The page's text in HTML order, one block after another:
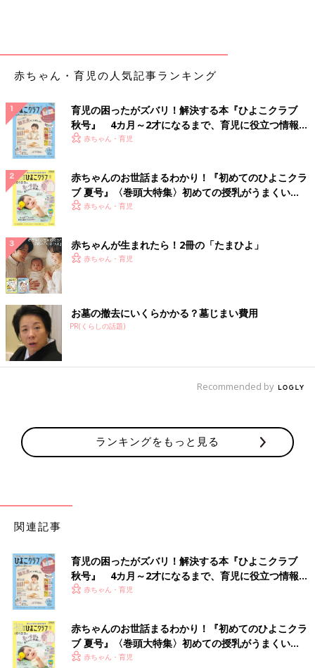
ピカチュウ＆ルンパッパ わくわく！モンポケステージ
メリーズ赤ちゃんスーパーはいはい競走
※参加は抽選になります。
赤ちゃん・育児の人気記事ランキング
育児の困ったがズバリ！解決する本『ひよこクラブ
秋号』 4カ月～2才になるまで、育児に役立つ情報が
いっぱい！
赤ちゃん・育児
赤ちゃんのお世話まるわかり！『初めてのひよこクラ
ブ 夏号』〈巻頭大特集〉初めての授乳がうまくい
く！ おっぱい・ミルクの基本と夏のトラブル 解決テ
赤ちゃん・育児
赤ちゃんが生まれたら！2冊の「たまひよ」
赤ちゃん・育児
お墓の撤去にいくらかかる？墓じまい費用
PR(くらしの話題)
Recommended by
ランキングをもっと見る
関連記事
育児の困ったがズバリ！解決する本『ひよこクラブ
秋号』 4カ月～2才になるまで、育児に役立つ情報が
いっぱい！
赤ちゃん・育児
赤ちゃんのお世話まるわかり！『初めてのひよこクラ
ブ 夏号』〈巻頭大特集〉初めての授乳がうまくい
く！ おっぱい・ミルクの基本と夏のトラブル 解決テ
赤ちゃん・育児